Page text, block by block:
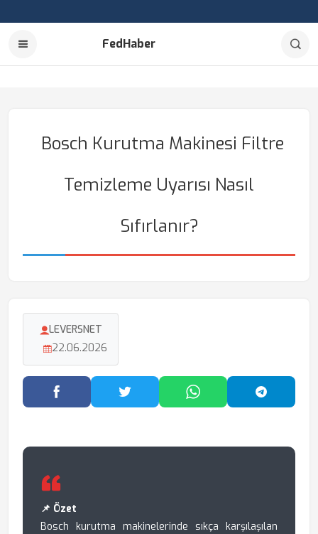
FedHaber
Bosch Kurutma Makinesi Filtre
Temizleme Uyarısı Nasıl
Sıfırlanır?
LEVERSNET
22.06.2026
Facebook'ta PaylaşTwitter'da PaylaşWhatsApp'ta Paylaş
📌 Özet
Bosch kurutma makinelerinde sıkça karşılaşılan